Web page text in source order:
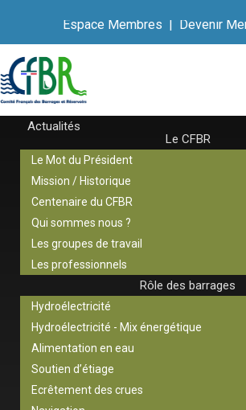
Espace Membres | Devenir
Actualités
Le CFBR
Le Mot du Président
Mission / Historique
Centenaire du CFBR
Qui sommes nous ?
Les groupes de travail
Les professionnels
Rôle des barrages
Hydroélectricité
Hydroélectricité - Mix énergétique
Alimentation en eau
Soutien d’étiage
Ecrêtement des crues